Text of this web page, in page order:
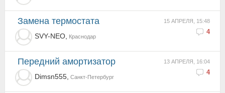
15 АПРЕЛЯ, 15:48
4
Замена термостата
SVY-NEO, Краснодар
13 АПРЕЛЯ, 16:04
4
Передний амортизатор
Dimsn555, Санкт-Петербург